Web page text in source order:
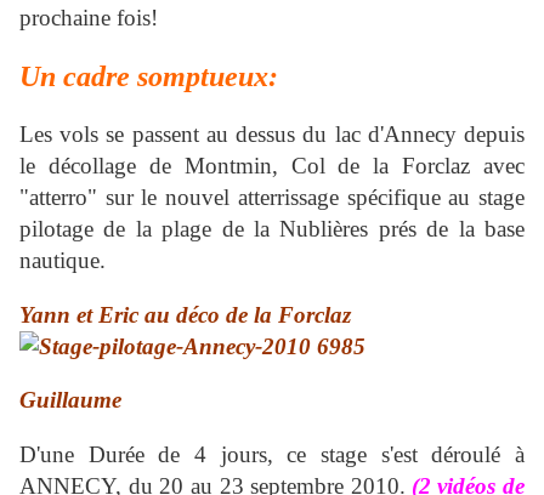
prochaine fois!
Un cadre somptueux:
Les vols se passent au dessus du lac d'Annecy depuis
le décollage de Montmin, Col de la Forclaz avec
"atterro" sur le nouvel atterrissage spécifique au stage
pilotage de la plage de la Nublières prés de la base
nautique.
Yann et Eric au déco de la Forclaz
Guillaume
D'une Durée de 4 jours, ce stage s'est déroulé à
ANNECY, du 20 au 23 septembre 2010. (2 vidéos de